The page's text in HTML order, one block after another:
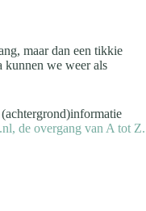
maar dan een tikkie
kunnen we weer als
de overgang van A tot Z.